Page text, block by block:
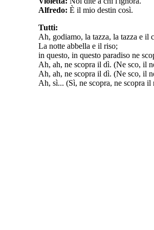
Alfredo: È il mio destin così.
Tutti:
Ah, godiamo, la tazza, la tazza e il
La notte abbella e il riso;
in questo, in questo paradiso ne
Ah, ah, ne scopra il dì. (Ne sco, il
Ah, ah, ne scopra il dì. (Ne sco, il
Ah, sì... (Sì, ne scopra, ne scopra